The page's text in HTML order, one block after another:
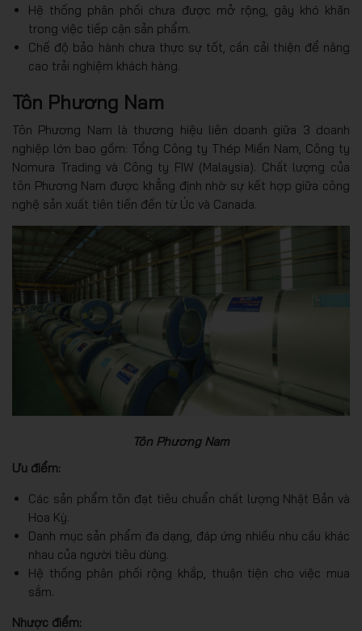
Hệ thống phân phối chưa được mở rộng, gây khó khăn
trong việc tiếp cận sản phẩm.
Chế độ bảo hành chưa thực sự tốt, cần cải thiện để nâng
cao trải nghiệm khách hàng.
Tôn Phương Nam
Tôn Phương Nam là thương hiệu liên doanh giữa 3 doanh
nghiệp lớn bao gồm: Tổng Công ty Thép Miền Nam, Công ty
Nomura Trading và Công ty FIW (Malaysia). Chất lượng của
tôn Phương Nam được khẳng định nhờ sự kết hợp giữa công
nghệ sản xuất tiên tiến đến từ Úc và Canada.
Tôn Phương Nam
Ưu điểm:
Các sản phẩm tôn đạt tiêu chuẩn chất lượng Nhật Bản và
Hoa Kỳ.
Danh mục sản phẩm đa dạng, đáp ứng nhiều nhu cầu khác
nhau của người tiêu dùng.
Hệ thống phân phối rộng khắp, thuận tiện cho việc mua
sắm.
Nhược điểm: